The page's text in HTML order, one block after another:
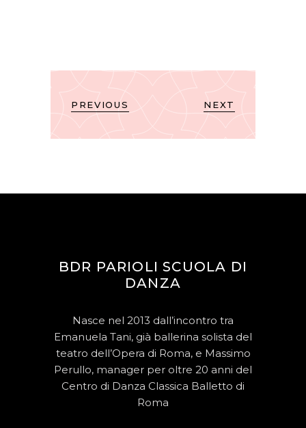
PREVIOUS NEXT
BDR PARIOLI SCUOLA DI
DANZA
Nasce nel 2013 dall’incontro tra
Emanuela Tani, già ballerina solista del
teatro dell’Opera di Roma, e Massimo
Perullo, manager per oltre 20 anni del
Centro di Danza Classica Balletto di
Roma